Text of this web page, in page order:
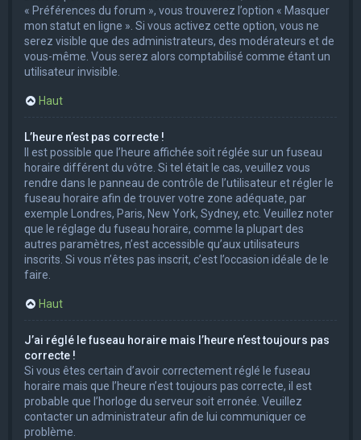
« Préférences du forum », vous trouverez l’option « Masquer
mon statut en ligne ». Si vous activez cette option, vous ne
serez visible que des administrateurs, des modérateurs et de
vous-même. Vous serez alors comptabilisé comme étant un
utilisateur invisible.
Haut
L’heure n’est pas correcte !
Il est possible que l’heure affichée soit réglée sur un fuseau
horaire différent du vôtre. Si tel était le cas, veuillez vous
rendre dans le panneau de contrôle de l’utilisateur et régler le
fuseau horaire afin de trouver votre zone adéquate, par
exemple Londres, Paris, New York, Sydney, etc. Veuillez noter
que le réglage du fuseau horaire, comme la plupart des
autres paramètres, n’est accessible qu’aux utilisateurs
inscrits. Si vous n’êtes pas inscrit, c’est l’occasion idéale de le
faire.
Haut
J’ai réglé le fuseau horaire mais l’heure n’est toujours pas
correcte !
Si vous êtes certain d’avoir correctement réglé le fuseau
horaire mais que l’heure n’est toujours pas correcte, il est
probable que l’horloge du serveur soit erronée. Veuillez
contacter un administrateur afin de lui communiquer ce
problème.